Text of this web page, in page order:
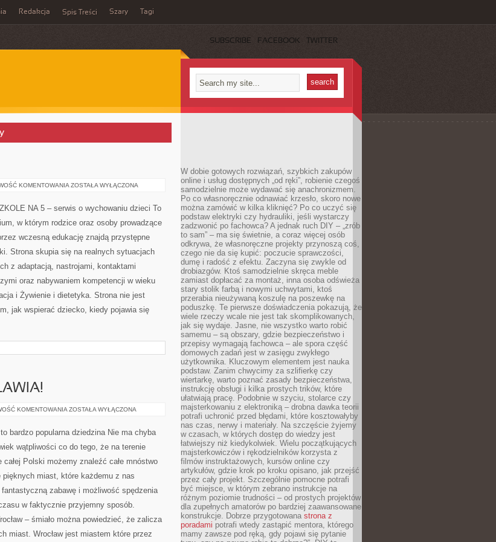
Redakcja Spis Treści Szary Tagi
SUBSCRIBE FACEBOOK TWITTER
KOMENTOWANIA ŻYWIENIE
ZOSTAŁA WYŁĄCZONA
NA 5 – serwis o wychowaniu dzieci To
w którym rodzice oraz osoby prowadzące
wczesną edukację znajdą przystępne
Strona skupia się na realnych sytuacjach
z adaptacją, nastrojami, kontaktami
oraz nabywaniem kompetencji w wieku
i Żywienie i dietetyka. Strona nie jest
jak wspierać dziecko, kiedy pojawia się
KOMENTOWANIA ODKRYJ
ZOSTAŁA WYŁĄCZONA
bardzo popularna dziedzina Nie ma chyba
wątpliwości co do tego, że na terenie
całej Polski możemy znaleźć całe mnóstwo
pięknych miast, które każdemu z nas
fantastyczną zabawę i możliwość spędzenia
w faktycznie przyjemny sposób.
– śmiało można powiedzieć, że zalicza
miast. Wrocław jest miastem które przez
W dobie gotowych rozwiązań, szybkich zakupów
online i usług dostępnych „od ręki”, robienie czegoś
samodzielnie może wydawać się anachronizmem.
Po co własnoręcznie odnawiać krzesło, skoro nowe
można zamówić w kilka kliknięć? Po co uczyć się
podstaw elektryki czy hydrauliki, jeśli wystarczy
zadzwonić po fachowca? A jednak ruch DIY – „zrób
to sam” – ma się świetnie, a coraz więcej osób
odkrywa, że własnoręczne projekty przynoszą coś,
czego nie da się kupić: poczucie sprawczości,
dumę i radość z efektu. Zaczyna się zwykle od
drobiazgów. Ktoś samodzielnie skręca meble
zamiast dopłacać za montaż, inna osoba odświeża
stary stolik farbą i nowymi uchwytami, ktoś
przerabia nieużywaną koszulę na poszewkę na
poduszkę. Te pierwsze doświadczenia pokazują, że
wiele rzeczy wcale nie jest tak skomplikowanych,
jak się wydaje. Jasne, nie wszystko warto robić
samemu – są obszary, gdzie bezpieczeństwo i
przepisy wymagają fachowca – ale spora część
domowych zadań jest w zasięgu zwykłego
użytkownika. Kluczowym elementem jest nauka
podstaw. Zanim chwycimy za szlifierkę czy
wiertarkę, warto poznać zasady bezpieczeństwa,
instrukcję obsługi i kilka prostych trików, które
ułatwiają pracę. Podobnie w szyciu, stolarce czy
majsterkowaniu z elektroniką – drobna dawka teorii
potrafi uchronić przed błędami, które kosztowałyby
nas czas, nerwy i materiały. Na szczęście żyjemy
w czasach, w których dostęp do wiedzy jest
łatwiejszy niż kiedykolwiek. Wielu początkujących
majsterkowiczów i rękodzielników korzysta z
filmów instruktażowych, kursów online czy
artykułów, gdzie krok po kroku opisano, jak przejść
przez cały projekt. Szczególnie pomocne potrafi
być miejsce, w którym zebrano instrukcje na
różnym poziomie trudności – od prostych projektów
dla zupełnych amatorów po bardziej zaawansowane
konstrukcje. Dobrze przygotowana strona z
poradami potrafi wtedy zastąpić mentora, którego
mamy zawsze pod ręką, gdy pojawi się pytanie